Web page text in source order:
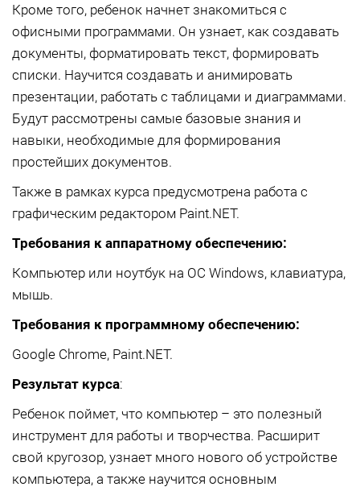
Кроме того, ребенок начнет знакомиться с
офисными программами. Он узнает, как создавать
документы, форматировать текст, формировать
списки. Научится создавать и анимировать
презентации, работать с таблицами и диаграммами.
Будут рассмотрены самые базовые знания и
навыки, необходимые для формирования
простейших документов.
Также в рамках курса предусмотрена работа с
графическим редактором Paint.NET.
Требования к аппаратному обеспечению:
Компьютер или ноутбук на ОС Windows, клавиатура,
мышь.
Требования к программному обеспечению:
Google Chrome, Paint.NET.
Результат курса:
Ребенок поймет, что компьютер – это полезный
инструмент для работы и творчества. Расширит
свой кругозор, узнает много нового об устройстве
компьютера, а также научится основным